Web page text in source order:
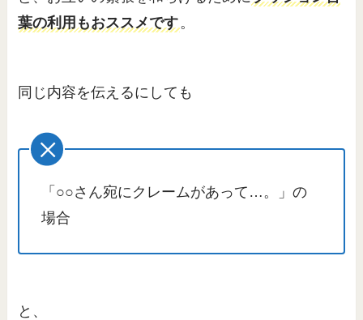
葉の利用もおススメです 。
同じ内容を伝えるにしても
「○○さん宛にクレームがあって…。」の
場合
と、